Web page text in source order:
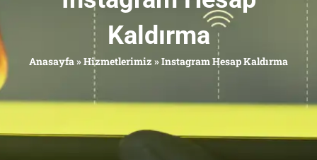
Kaldırma
Anasayfa»Hizmetlerimiz »Instagram Hesap Kaldırma